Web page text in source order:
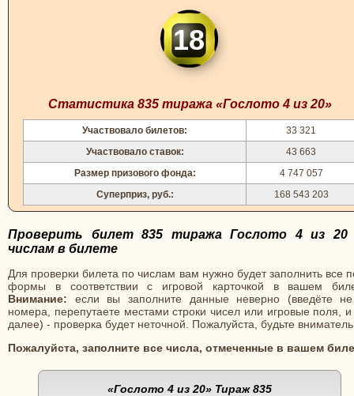
18
Статистика 835 тиража «Гослото 4 из 20»
Участвовало билетов:
33 321
Участвовало ставок:
43 663
Размер призового фонда:
4 747 057
Суперприз, руб.:
168 543 203
Проверить билет 835 тиража Гослото 4 из 20
числам в билете
Для проверки билета по числам вам нужно будет заполнить все
формы в соответствии с игровой карточкой в вашем
Внимание: если вы заполните данные неверно (введёте
номера, перепутаете местами строки чисел или игровые поля, и
далее) - проверка будет неточной. Пожалуйста, будьте
Пожалуйста, заполните все числа, отмеченные в вашем
«Гослото 4 из 20» Тираж 835